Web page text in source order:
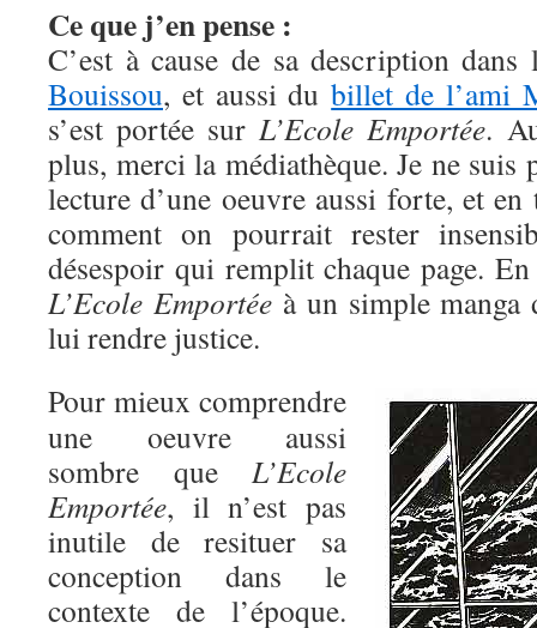
Ce que j’en pense :
C’est à cause de sa description
Bouissou, et aussi dubillet de l’ami
s’est portée surL’Ecole Emportée.
plus, merci la médiathèque. Je ne suis
lecture d’une oeuvre aussi forte, et
comment on pourrait rester
désespoir qui remplit chaque page.
L’Ecole Emportéeà un simple manga
lui rendre justice.
Pour mieux comprendre
une oeuvre aussi
sombre que L’Ecole
Emportée, il n’est pas
inutile de resituer sa
conception dans le
contexte de l’époque.